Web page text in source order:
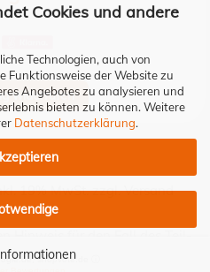
Cookies und andere
Technologien, auch von
Funktionsweise der Website zu
Angebotes zu analysieren und
bieten zu können. Weitere
Datenschutzerklärung.
widerrufen
19% MwSt. zzgl.Versand
shopvote.de ⓘ